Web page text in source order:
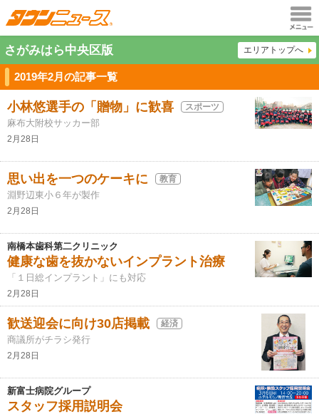
メニュ
ー
さがみはら中央区版 エリアトップへ
2019年2月の記事一覧
小林悠選手の「贈物」に歓喜 スポーツ
麻布大附校サッカー部
2月28日
思い出を一つのケーキに 教育
淵野辺東小６年が製作
2月28日
南橋本歯科第二クリニック
健康な歯を抜かないインプラント治療
「１日総インプラント」にも対応
2月28日
歓送迎会に向け30店掲載 経済
商議所がチラシ発行
2月28日
新富士病院グループ
スタッフ採用説明会